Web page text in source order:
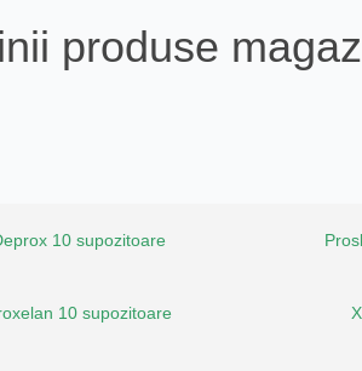
produse
10 supozitoare
10 supozitoare